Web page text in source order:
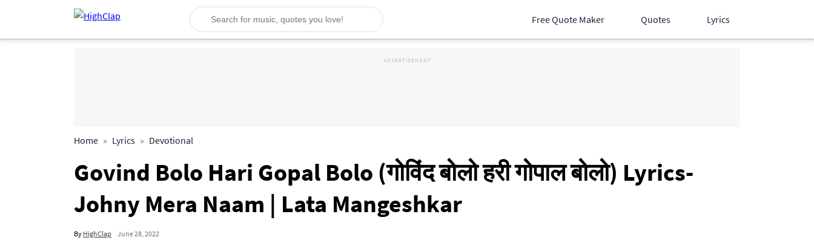
Free Quote Maker Quotes Lyrics
Home Lyrics Devotional
Govind Bolo Hari Gopal Bolo (गोविंद बोलो हरी गोपाल बोलो) Lyrics-
Johny Mera Naam | Lata Mangeshkar
By HighClap June 28, 2022